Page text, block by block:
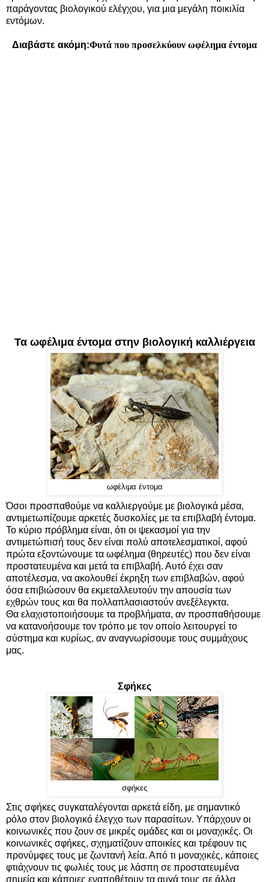
παράγοντας βιολογικού ελέγχου, για μια μεγάλη ποικιλία
εντόμων.
Διαβάστε ακόμη:Φυτά που προσελκύουν ωφέλημα έντομα
Τα ωφέλιμα έντομα στην βιολογική καλλιέργεια
ωφέλιμα έντομα
Όσοι προσπαθούμε να καλλιεργούμε με βιολογικά μέσα,
αντιμετωπίζουμε αρκετές δυσκολίες με τα επιβλαβή έντομα.
Το κύριο πρόβλημα είναι, ότι οι ψεκασμοί για την
αντιμετώπισή τους δεν είναι πολύ αποτελεσματικοί, αφού
πρώτα εξοντώνουμε τα ωφέλημα (θηρευτές) που δεν είναι
προστατευμένα και μετά τα επιβλαβή. Αυτό έχει σαν
αποτέλεσμα, να ακολουθεί έκρηξη των επιβλαβών, αφού
όσα επιβιώσουν θα εκμεταλλευτούν την απουσία των
εχθρών τους και θα πολλαπλασιαστούν ανεξέλεγκτα.
Θα ελαχιστοποιήσουμε τα προβλήματα, αν προσπαθήσουμε
να κατανοήσουμε τον τρόπο με τον οποίο λειτουργεί το
σύστημα και κυρίως, αν αναγνωρίσουμε τους συμμάχους
μας.
Σφήκες
σφήκες
Στις σφήκες συγκαταλέγονται αρκετά είδη, με σημαντικό
ρόλο στον βιολογικό έλεγχο των παρασίτων. Υπάρχουν οι
κοινωνικές που ζουν σε μικρές ομάδες και οι μοναχικές. Οι
κοινωνικές σφήκες, σχηματίζουν αποικίες και τρέφουν τις
προνύμφες τους με ζωντανή λεία. Από τι μοναχικές, κάποιες
φτιάχνουν τις φωλιές τους με λάσπη σε προστατευμένα
σημεία και κάποιες εναποθέτουν τα αυγά τους σε άλλα